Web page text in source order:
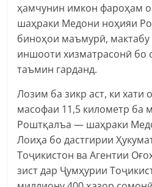
ҳамчунин имкон фароҳам
шаҳраки Медони ноҳияи
биноҳои маъмурӣ,
иншооти хизматрасонӣ
таъмин гарданд.
Лозим ба зикр аст, ки хати
масофаи 11,5 километр ба
Роштқалъа — шаҳраки
Лоиҳа бо дастгирии
Тоҷикистон ва Агентии
зист дар Ҷумҳурии